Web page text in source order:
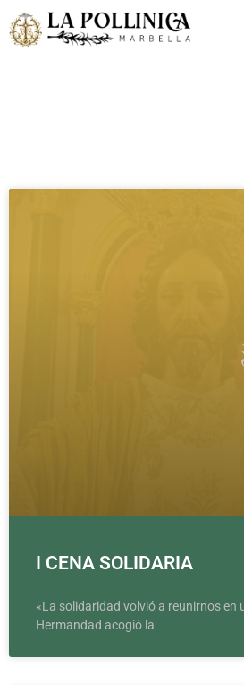
I CENA SOLIDARIA
«La solidaridad volvió a reunirnos en
Hermandad acogió la